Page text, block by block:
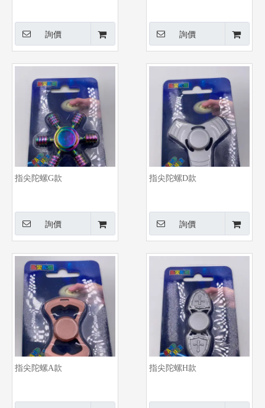
詢價 詢價
指尖陀螺G款
詢價
指尖陀螺D款
詢價
指尖陀螺A款 指尖陀螺H款